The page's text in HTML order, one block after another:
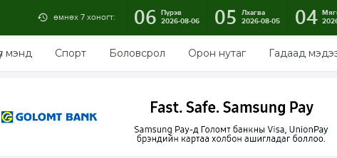
өмнөх 7 хоногт: 06 Пүрэв
2026-08-06
05
Лхагва
2026-08-05
04
мэнд Спорт Боловсрол Орон нутаг Гадаад